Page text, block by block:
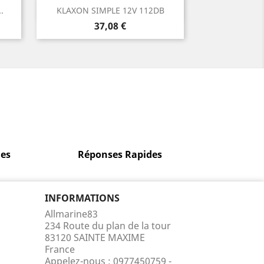
KLAXON SIMPLE 12V 112DB
Prix
37,08 €
Aperçu rapide
Réponses Rapides
INFORMATIONS
Allmarine83
234 Route du plan de la tour
83120 SAINTE MAXIME
France
Appelez-nous : 0977450759 -